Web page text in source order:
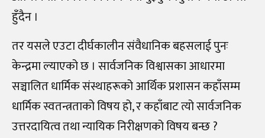
हुँदैन ।
तर यसले एउटा दीर्घकालीन संवैधानिक बहसलाई पुनः
केन्द्रमा ल्याएको छ । सार्वजनिक विश्वासका आधारमा
सञ्चालित धार्मिक संस्थाहरूको आर्थिक प्रशासन कहाँसम्म
धार्मिक स्वतन्त्रताको विषय हो, र कहाँबाट त्यो सार्वजनिक
उत्तरदायित्व तथा न्यायिक निरीक्षणको विषय बन्छ ?